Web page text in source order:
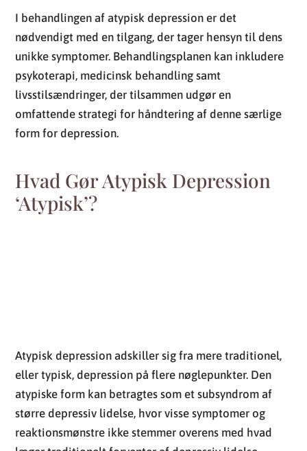
I behandlingen af atypisk depression er det
nødvendigt med en tilgang, der tager hensyn til dens
unikke symptomer. Behandlingsplanen kan inkludere
psykoterapi, medicinsk behandling samt
livsstilsændringer, der tilsammen udgør en
omfattende strategi for håndtering af denne særlige
form for depression.
Hvad Gør Atypisk Depression
‘Atypisk’?
læger traditionelt forventer af depressiv lidelse.
Her er de primære faktorer, der gør atypisk
depression unik: